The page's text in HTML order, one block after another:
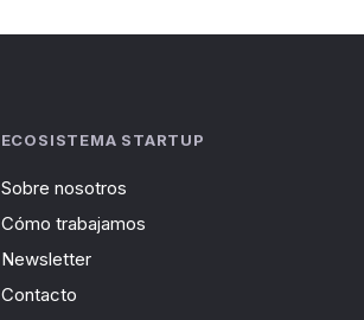
ECOSISTEMA STARTUP
Sobre nosotros
Cómo trabajamos
Newsletter
Contacto